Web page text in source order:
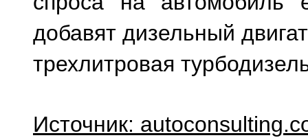
добавят дизельный
трехлитровая
Источник: autoconsulting.